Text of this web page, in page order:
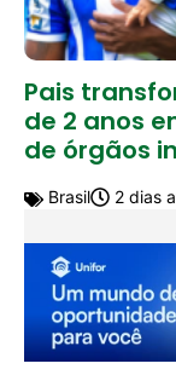
Pais
de 2 anos
de órgãos
Brasil 2 dias